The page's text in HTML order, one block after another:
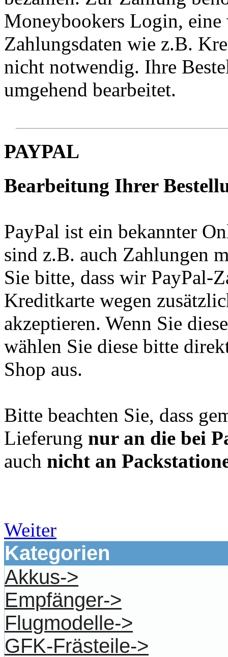
Moneybookers Login, eine
Zahlungsdaten wie z.B.
nicht notwendig. Ihre
umgehend bearbeitet.
PAYPAL
Bearbeitung Ihrer
PayPal ist ein bekannter
sind z.B. auch Zahlungen
Sie bitte, dass wir PayPal-
Kreditkarte wegen
akzeptieren. Wenn Sie
wählen Sie diese bitte
Shop aus.
Bitte beachten Sie, dass
Lieferung nur an die bei
auch nicht an
Weiter
Kategorien
Akkus->
Empfänger->
Flugmodelle->
GFK-Frästeile->